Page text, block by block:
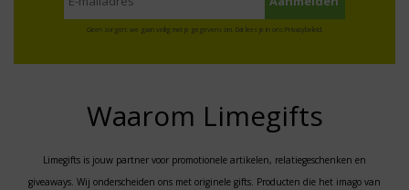
Geen zorgen: we gaan veilig met je gegevens om. Dat lees je in ons Privacybeleid.
Waarom Limegifts
Limegifts is jouw partner voor promotionele artikelen, relatiegeschenken en
giveaways. Wij onderscheiden ons met originele gifts. Producten die het imago van